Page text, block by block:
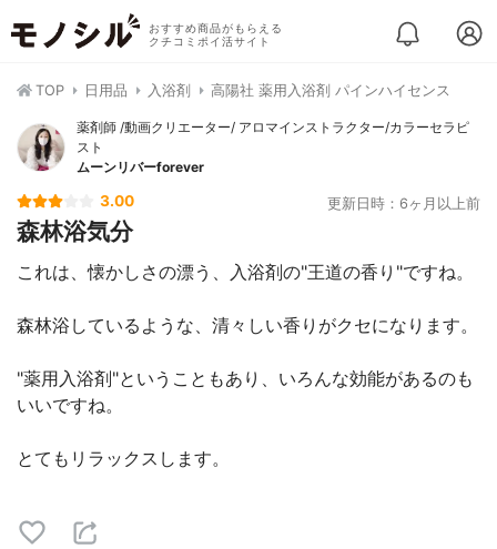
おすすめ商品がもらえる
クチコミポイ活サイト
TOP 日用品 入浴剤 高陽社 薬用入浴剤 パインハイセンス
薬剤師 /動画クリエーター/ アロマインストラクター/カラーセラピ
スト
ムーンリバーforever
3.00 更新日時：6ヶ月以上前
森林浴気分
これは、懐かしさの漂う、入浴剤の"王道の香り"ですね。
森林浴しているような、清々しい香りがクセになります。
"薬用入浴剤"ということもあり、いろんな効能があるのも
いいですね。
とてもリラックスします。